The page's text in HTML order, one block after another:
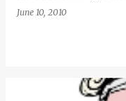
June 10, 2010